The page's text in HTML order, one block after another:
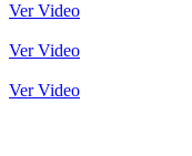
Ver Video
Ver Video
Ver Video